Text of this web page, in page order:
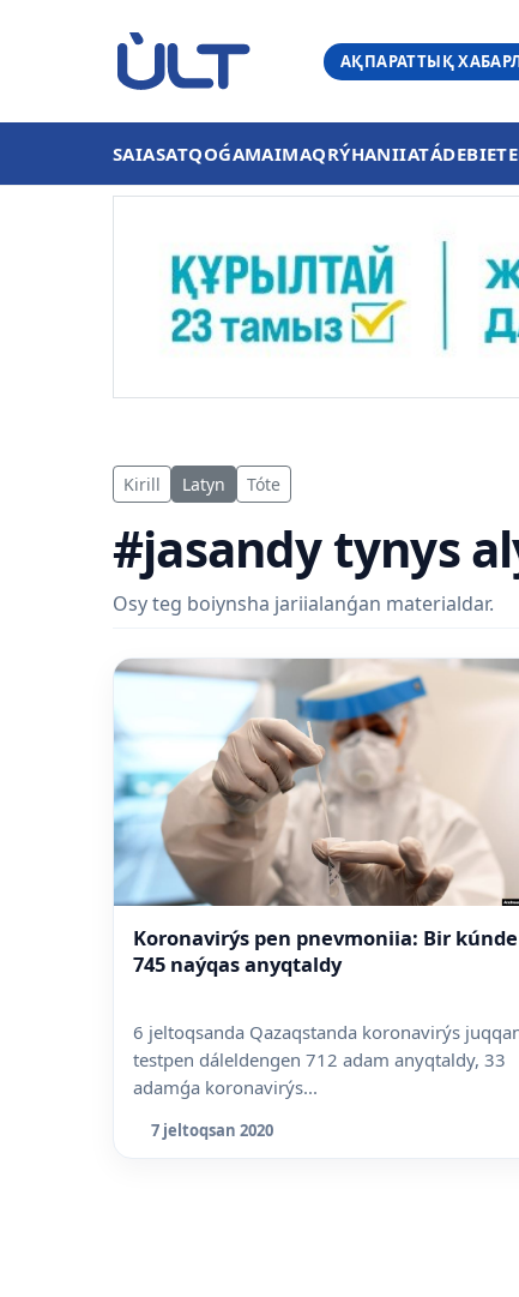
АҚПАРАТТЫҚ
SAIASATQOǴAMAIMAQRÝHANIIATÁDEBIET
Kirill Latyn Tóte
#jasandy tynys
Osy teg boiynsha jariialanǵan materialdar.
Koronavirýs pen pnevmoniia: Bir kúnde
745 naýqas anyqtaldy
6 jeltoqsanda Qazaqstanda koronavirýs
testpen dáleldengen 712 adam anyqtaldy, 33
adamǵa koronavirýs...
7 jeltoqsan 2020